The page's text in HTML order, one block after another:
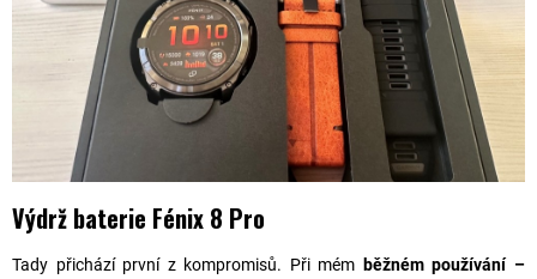
Výdrž baterie Fénix 8 Pro
Tady přichází první z kompromisů. Při mém běžném používání –